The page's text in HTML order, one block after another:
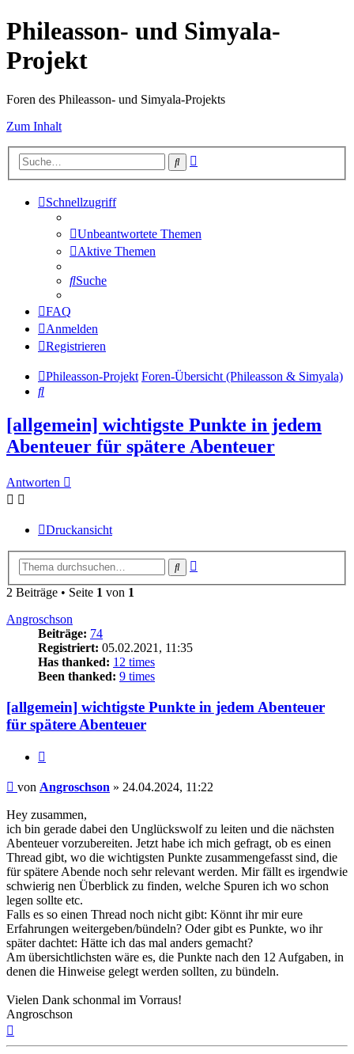
Phileasson- und Simyala-
Projekt
Foren des Phileasson- und Simyala-Projekts
Zum Inhalt
Suche
Schnellzugriff
Unbeantwortete Themen
Aktive Themen
Suche
FAQ
Anmelden
Registrieren
Phileasson-Projekt Foren-Übersicht (Phileasson & Simyala)
Suche
[allgemein] wichtigste Punkte in jedem
Abenteuer für spätere Abenteuer
Antworten
Druckansicht
Suche
2 Beiträge • Seite 1 von 1
Angroschson
Beiträge: 74
Registriert: 05.02.2021, 11:35
Has thanked: 12 times
Been thanked: 9 times
[allgemein] wichtigste Punkte in jedem Abenteuer
für spätere Abenteuer
Beitrag
von Angroschson » 24.04.2024, 11:22
Hey zusammen,
ich bin gerade dabei den Unglückswolf zu leiten und die nächsten
Abenteuer vorzubereiten. Jetzt habe ich mich gefragt, ob es einen
Thread gibt, wo die wichtigsten Punkte zusammengefasst sind, die
für spätere Abende noch sehr relevant werden. Mir fällt es irgendwie
schwierig nen Überblick zu finden, welche Spuren ich wo schon
legen sollte etc.
Falls es so einen Thread noch nicht gibt: Könnt ihr mir eure
Erfahrungen weitergeben/bündeln? Oder gibt es Punkte, wo ihr
später dachtet: Hätte ich das mal anders gemacht?
Am übersichtlichsten wäre es, die Punkte nach den 12 Aufgaben, in
denen die Hinweise gelegt werden sollten, zu bündeln.
Vielen Dank schonmal im Vorraus!
Angroschson